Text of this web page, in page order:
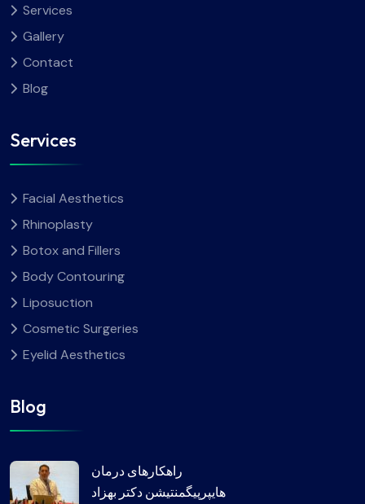
Services
Gallery
Contact
Blog
Services
Facial Aesthetics
Rhinoplasty
Botox and Fillers
Body Contouring
Liposuction
Cosmetic Surgeries
Eyelid Aesthetics
Blog
راهکارهای درمان
هایپرپیگمنتیشن دکتر بهزاد